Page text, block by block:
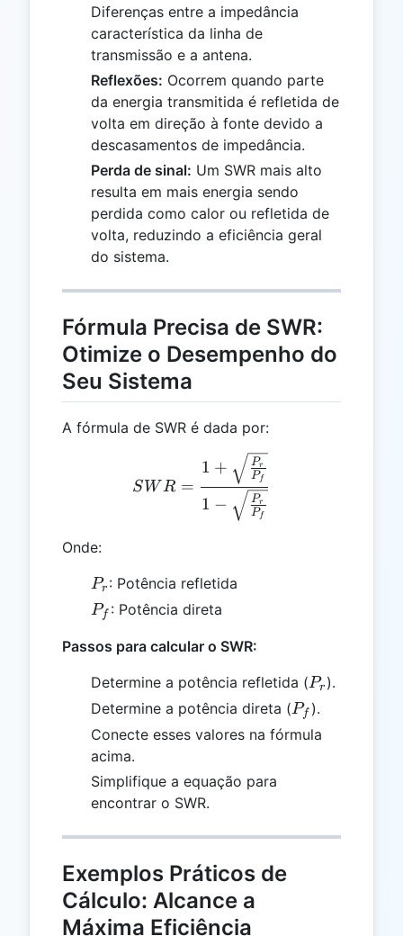
Diferenças entre a impedância
característica da linha de
transmissão e a antena.
Reflexões: Ocorrem quando parte
da energia transmitida é refletida de
volta em direção à fonte devido a
descasamentos de impedância.
Perda de sinal: Um SWR mais alto
resulta em mais energia sendo
perdida como calor ou refletida de
volta, reduzindo a eficiência geral
do sistema.
Fórmula Precisa de SWR:
Otimize o Desempenho do
Seu Sistema
A fórmula de SWR é dada por:
SWR = \frac{1 +
SWR =
1 − P f
Pr
1 + P f
Pr
Onde:
P_r
Pr : Potência refletida
P_f
Pf : Potência direta
Passos para calcular o SWR:
Determine a potência refletida (P_r
Pr ).
Determine a potência direta (P_f
Pf ).
Conecte esses valores na fórmula
acima.
Simplifique a equação para
encontrar o SWR.
Exemplos Práticos de
Cálculo: Alcance a
Máxima Eficiência